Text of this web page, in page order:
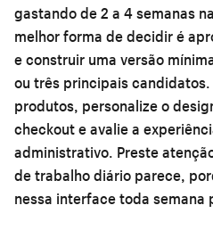
gastando de 2 a 4 semanas
melhor forma de decidir é
e construir uma versão
ou três principais candidatos.
produtos, personalize o
checkout e avalie a
administrativo. Preste
de trabalho diário parece,
nessa interface toda semana